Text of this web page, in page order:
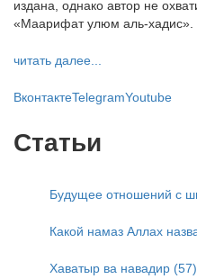
издана, однако автор не
«Маарифат улюм аль-
читать далее...
ВконтактеTelegramYoutube
Статьи
Будущее отношений с
Какой намаз Аллах
Хаватыр ва навадир (57)